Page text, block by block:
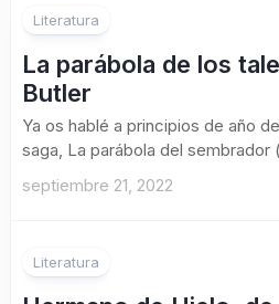
Literatura
La parábola de los
Butler
Ya os hablé a principios de año
saga, La parábola del sembrador
septiembre 21, 2022
Literatura